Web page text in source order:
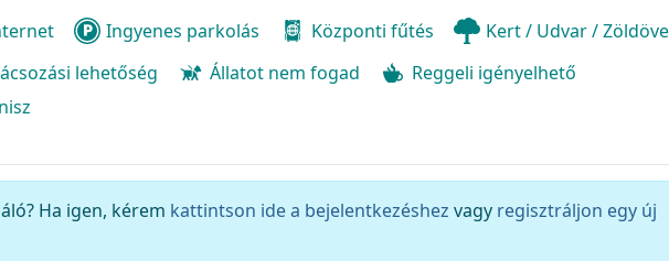
Ingyenes parkolás Központi fűtés
Kert / Udvar /
lehetőség
Állatot nem fogad
Reggeli igényelhető
Ha igen, kérem kattintson ide a bejelentkezéshez vagy regisztráljon egy új